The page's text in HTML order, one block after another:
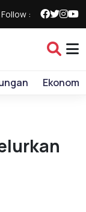
Follow :
Ekonomi